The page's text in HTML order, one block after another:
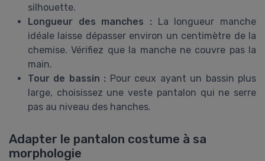
silhouette.
Longueur des manches : La longueur manche
idéale laisse dépasser environ un centimètre de la
chemise. Vérifiez que la manche ne couvre pas la
main.
Tour de bassin : Pour ceux ayant un bassin plus
large, choisissez une veste pantalon qui ne serre
pas au niveau des hanches.
Adapter le pantalon costume à sa
morphologie